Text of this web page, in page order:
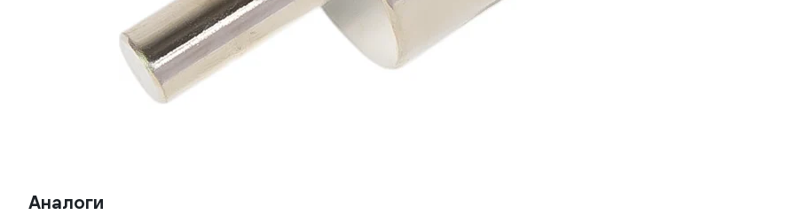
Аналоги